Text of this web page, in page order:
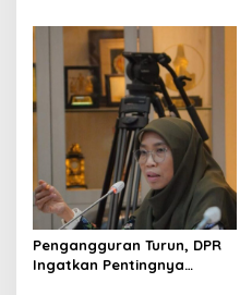
Pengangguran Turun, DPR
Ingatkan Pentingnya